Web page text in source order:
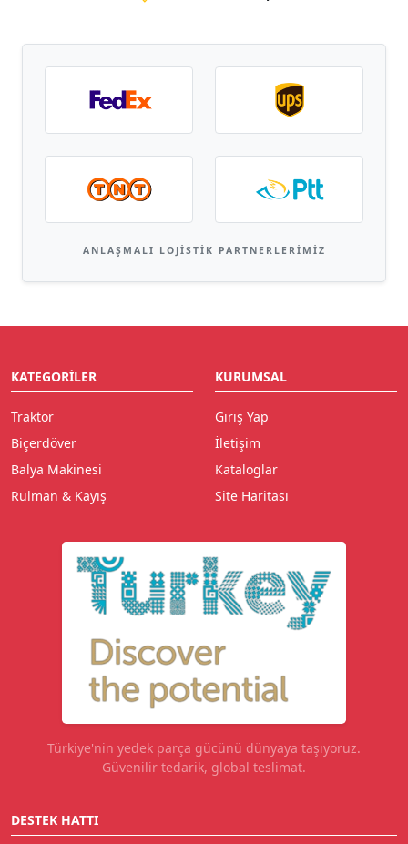
ANLAŞMALI LOJISTIK PARTNERLERIMIZ
KATEGORILER
Traktör
Biçerdöver
Balya Makinesi
Rulman & Kayış
KURUMSAL
Giriş Yap
İletişim
Kataloglar
Site Haritası
Türkiye'nin yedek parça gücünü dünyaya taşıyoruz.
Güvenilir tedarik, global teslimat.
DESTEK HATTI